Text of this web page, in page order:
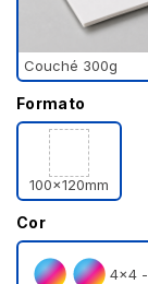
Couché 300g
Formato
100x120mm
Cor
4×4